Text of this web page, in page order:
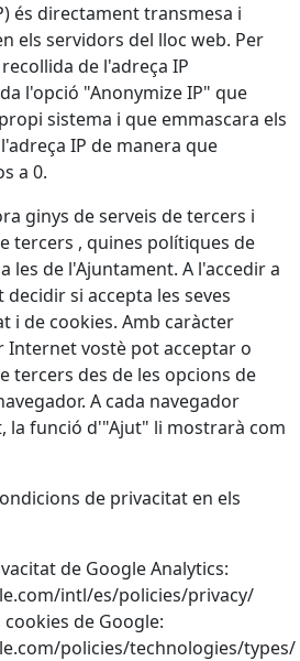
és directament transmesa i
els servidors del lloc web. Per
de l'adreça IP
l'opció "Anonymize IP" que
sistema i que emmascara els
IP de manera que
a 0.
ginys de serveis de tercers i
tercers , quines polítiques de
les de l'Ajuntament. A l'accedir a
si accepta les seves
i de cookies. Amb caràcter
Internet vostè pot acceptar o
tercers des de les opcions de
A cada navegador
la funció d'"Ajut" li mostrarà com
de privacitat en els
de Google Analytics:
intl/es/policies/privacy/
de Google:
policies/technologies/types/